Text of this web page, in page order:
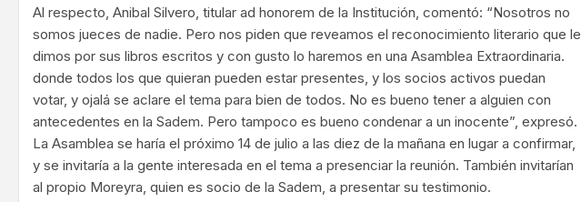
Al respecto, Anibal Silvero, titular ad honorem de la Institución, comentó: “Nosotros no
somos jueces de nadie. Pero nos piden que reveamos el reconocimiento literario que le
dimos por sus libros escritos y con gusto lo haremos en una Asamblea Extraordinaria.
donde todos los que quieran pueden estar presentes, y los socios activos puedan
votar, y ojalá se aclare el tema para bien de todos. No es bueno tener a alguien con
antecedentes en la Sadem. Pero tampoco es bueno condenar a un inocente”, expresó.
La Asamblea se haría el próximo 14 de julio a las diez de la mañana en lugar a confirmar,
y se invitaría a la gente interesada en el tema a presenciar la reunión. También invitarían
al propio Moreyra, quien es socio de la Sadem, a presentar su testimonio.